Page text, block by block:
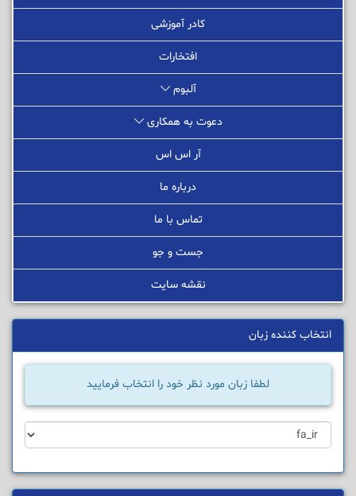
کادر آموزشی
افتخارات
آلبوم
دعوت به همکاری
آر اس اس
درباره ما
تماس با ما
جست و جو
نقشه سایت
انتخاب کننده زبان
لطفا زبان مورد نظر خود را انتخاب فرمایید